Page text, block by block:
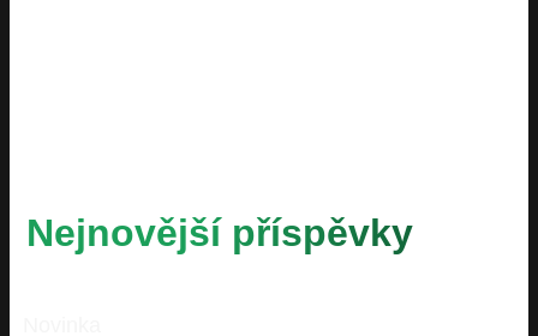
Nejnovější příspěvky